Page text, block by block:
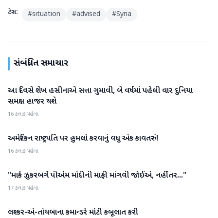
ટેગ્સ: #situation #advised #Syria
સંબંધિત સમાચાર
આંતરરાષ્ટ્રીય
આ દિવસે શેખ હસીનાએ સત્તા ગુમાવી, બે વર્ષમાં પહેલી વાર દુનિયા
સમક્ષ હાજર થશે
16 કલાક પહેલા
આંતરરાષ્ટ્રીય
અમેરિકન રાષ્ટ્રપતિ પર હુમલો કરવાનું વધુ એક કાવતરું!
16 કલાક પહેલા
આંતરરાષ્ટ્રીય
"માર્ક ઝુકરબર્ગે પીએમ મોદીની માફી માંગવી જોઈએ, નહીંતર..."
17 કલાક પહેલા
આંતરરાષ્ટ્રીય
લશ્કર-એ-તોયબાના કમાન્ડરે મોટી કબૂલાત કરી